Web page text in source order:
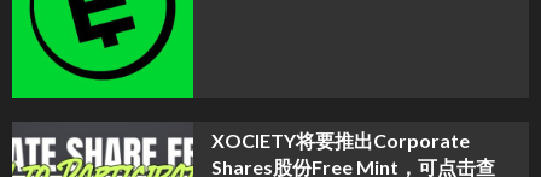
XOCIETY将要推出Corporate
Shares股份Free Mint，可点击查